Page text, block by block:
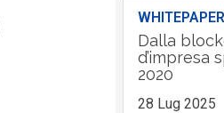
WHITEPAPER
Dalla
d’impresa
2020
28 Lug 2025